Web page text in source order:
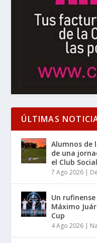
ÚLTIMAS
Alumnos de
de una
el Club Social
7 Ago 2026 |
Un
Máximo
Cup
4 Ago 2026 |